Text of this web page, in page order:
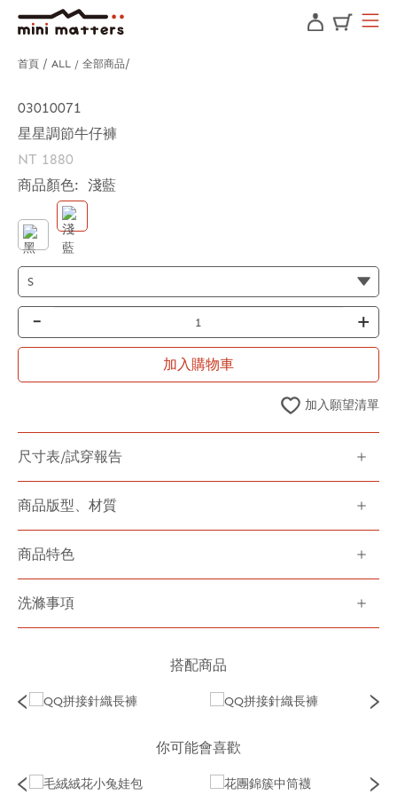
首頁 ALL / 全部商品
03010071
星星調節牛仔褲
NT 1880
商品顏色: 淺藍
- +
加入購物車
加入願望清單
尺寸表/試穿報告
商品版型、材質
商品特色
洗滌事項
搭配商品
你可能會喜歡